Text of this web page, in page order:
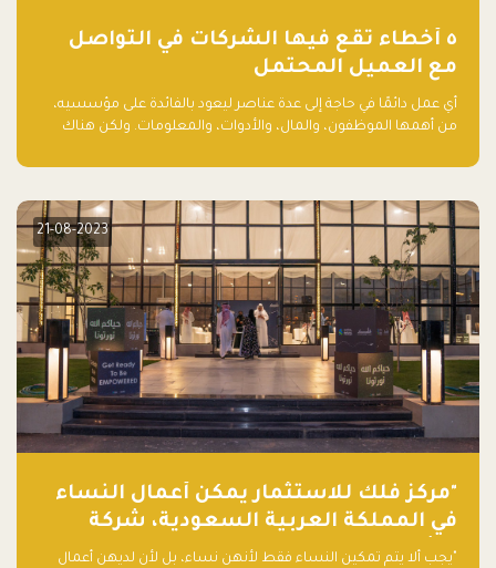
٥ أخطاء تقع فيها الشركات في التواصل
مع العميل المحتمل
أي عمل دائمًا في حاجة إلى عدة عناصر ليعود بالفائدة على مؤسسيه،
من أهمها الموظفون، والمال، والأدوات، والمعلومات. ولكن هناك
أساسه ذلك العمل.
21-08-2023
"مركز فلك للاستثمار يمكّن أعمال النساء
في المملكة العربية السعودية، شركة
ناشئة تلو الأخرى."
"يجب ألا يتم تمكين النساء فقط لأنهن نساء، بل لأن لديهن أعمال